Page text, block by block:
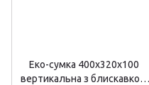
Еко-сумка 400х320х100
вертикальна з блискавкою